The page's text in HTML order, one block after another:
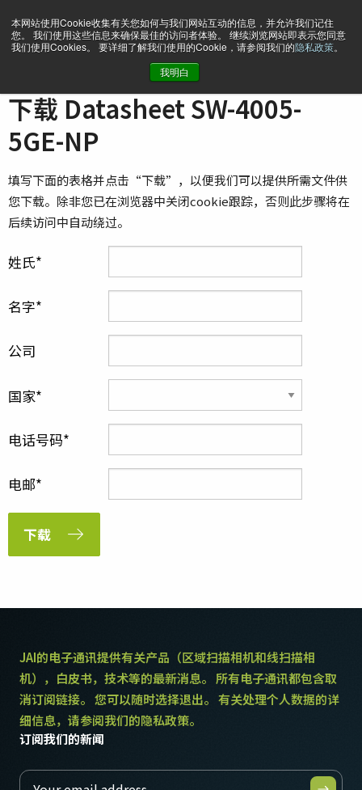
本网站使用Cookie收集有关您如何与我们网站互动的信息，并允许我们记住
您。 我们使用这些信息来确保最佳的访问者体验。 继续浏览网站即表示您同意
我们使用Cookies。 要详细了解我们使用的Cookie，请参阅我们的隐私政策。
我明白
Datasheet SW-4005-5GE-NP
下载 Datasheet SW-4005-
5GE-NP
填写下面的表格并点击“下载”，以便我们可以提供所需文件供
您下载。除非您已在浏览器中关闭cookie跟踪，否则此步骤将在
后续访问中自动绕过。
姓氏
名字
公司
国家
电话号码
电邮
下载
JAI的电子通讯提供有关产品（区域扫描相机和线扫描相
机），白皮书，技术等的最新消息。 所有电子通讯都包含取
消订阅链接。 您可以随时选择退出。 有关处理个人数据的详
细信息，请参阅我们的隐私政策。
订阅我们的新闻